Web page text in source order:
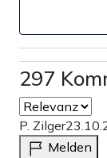
297
P. Zilger
Melden